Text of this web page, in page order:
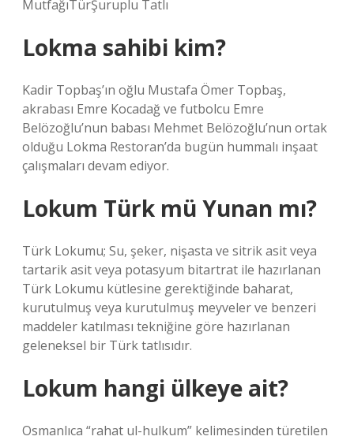
MutfağıTürŞuruplu Tatlı
Lokma sahibi kim?
Kadir Topbaş’ın oğlu Mustafa Ömer Topbaş,
akrabası Emre Kocadağ ve futbolcu Emre
Belözoğlu’nun babası Mehmet Belözoğlu’nun ortak
olduğu Lokma Restoran’da bugün hummalı inşaat
çalışmaları devam ediyor.
Lokum Türk mü Yunan mı?
Türk Lokumu; Su, şeker, nişasta ve sitrik asit veya
tartarik asit veya potasyum bitartrat ile hazırlanan
Türk Lokumu kütlesine gerektiğinde baharat,
kurutulmuş veya kurutulmuş meyveler ve benzeri
maddeler katılması tekniğine göre hazırlanan
geleneksel bir Türk tatlısıdır.
Lokum hangi ülkeye ait?
Osmanlıca “rahat ul-hulkum” kelimesinden türetilen